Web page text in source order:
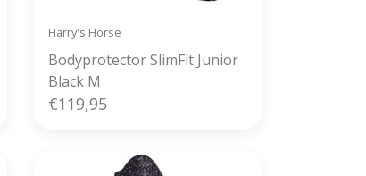
Harry's Horse
Bodyprotector SlimFit Junior
Black M
€119,95